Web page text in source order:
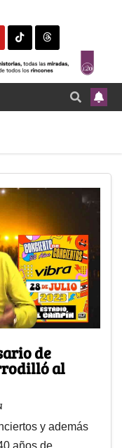
de
al
y además